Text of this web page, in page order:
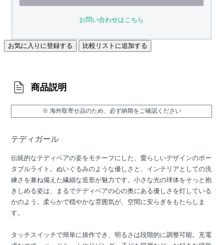
お問い合わせはこちら
お気に入りに登録する 比較リストに追加する
商品説明
※ 海外取寄せ品のため、必ず納期をご確認ください
テディガール
伝統的なテディベアの姿をモチーフにした、愛らしいデザインのポー
タブルライト。ぬいぐるみのような優しさと、インテリアとしての洗
練さを兼ね備えた繊細な造形が魅力です。小さな光の球体をそっと抱
きしめる姿は、まるでテディベアの心の奥にある優しさを灯している
かのよう。柔らかで穏やかな雰囲気が、空間に安らぎをもたらしま
す。
タッチスイッチで簡単に操作でき、明るさは段階的に調整可能。充電